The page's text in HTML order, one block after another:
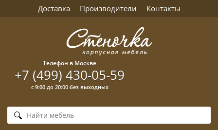
Доставка Производители Контакты
Телефон в Москве
+7 (499) 430-05-59
с 9:00 до 20:00 без выходных